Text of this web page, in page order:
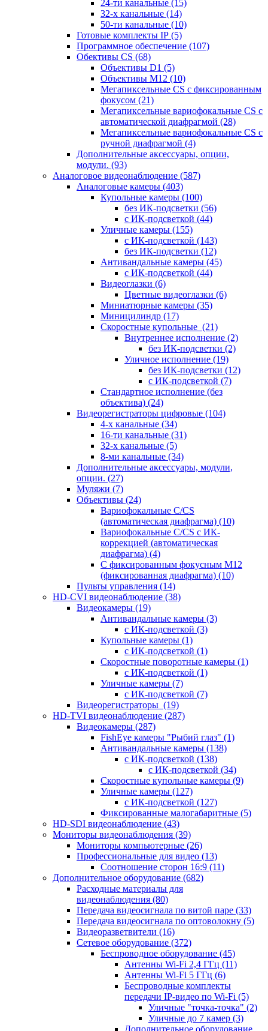
24-ти канальные (15)
32-х канальные (14)
50-ти канальные (10)
Готовые комплекты IP (5)
Программное обеспечение (107)
Обективы CS (68)
Объективы D1 (5)
Объективы M12 (10)
Мегапиксельные CS c фиксированным
фокусом (21)
Мегапиксельные вариофокальные CS c
автоматической диафрагмой (28)
Мегапиксельные вариофокальные CS c
ручной диафрагмой (4)
Дополнительные аксессуары, опции,
модули. (93)
Аналоговое видеонаблюдение (587)
Аналоговые камеры (403)
Купольные камеры (100)
без ИК-подсветки (56)
с ИК-подсветкой (44)
Уличные камеры (155)
с ИК-подсветкой (143)
без ИК-подсветки (12)
Антивандальные камеры (45)
с ИК-подсветкой (44)
Видеоглазки (6)
Цветные видеоглазки (6)
Миниатюрные камеры (35)
Миницилиндр (17)
Скоростные купольные (21)
Внутреннее исполнение (2)
без ИК-подсветки (2)
Уличное исполнение (19)
без ИК-подсветки (12)
с ИК-подсветкой (7)
Стандартное исполнение (без
объектива) (24)
Видеорегистраторы цифровые (104)
4-х канальные (34)
16-ти канальные (31)
32-х канальные (5)
8-ми канальные (34)
Дополнительные аксессуары, модули,
опции. (27)
Муляжи (7)
Объективы (24)
Вариофокальные C/CS
(автоматическая диафрагма) (10)
Вариофокальные C/CS с ИК-
коррекцией (автоматическая
диафрагма) (4)
С фиксированным фокусным М12
(фиксированная диафрагма) (10)
Пульты управления (14)
HD-CVI видеонаблюдение (38)
Видеокамеры (19)
Антивандальные камеры (3)
с ИК-подсветкой (3)
Купольные камеры (1)
с ИК-подсветкой (1)
Скоростные поворотные камеры (1)
с ИК-подсветкой (1)
Уличные камеры (7)
с ИК-подсветкой (7)
Видеорегистраторы (19)
HD-TVI видеонаблюдение (287)
Видеокамеры (287)
FishEye камеры "Рыбий глаз" (1)
Антивандальные камеры (138)
с ИК-подсветкой (138)
с ИК-подсветкой (34)
Скоростные купольные камеры (9)
Уличные камеры (127)
с ИК-подсветкой (127)
Фиксированные малогабаритные (5)
HD-SDI видеонаблюдение (43)
Мониторы видеонаблюдения (39)
Мониторы компьютерные (26)
Профессиональные для видео (13)
Соотношение сторон 16:9 (11)
Дополнительное оборудование (682)
Расходные материалы для
видеонаблюдения (80)
Передача видеосигнала по витой паре (33)
Передача видеосигнала по оптоволокну (5)
Видеоразветвители (16)
Сетевое оборудование (372)
Беспроводное оборудование (45)
Антенны Wi-Fi 2,4 ГГц (11)
Антенны Wi-Fi 5 ГГц (6)
Беспроводные комплекты
передачи IP-видео по Wi-Fi (5)
Уличные "точка-точка" (2)
Уличные до 7 камер (3)
Дополнительное оборудование